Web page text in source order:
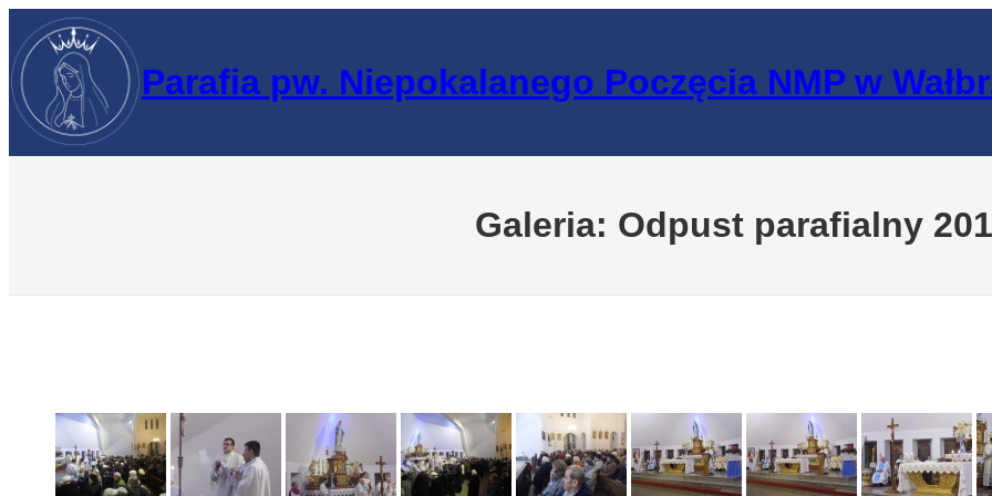
Przejdź
do
treści
Parafia pw. Niepokalanego Poczęcia NMP w
Galeria: Odpust parafialny